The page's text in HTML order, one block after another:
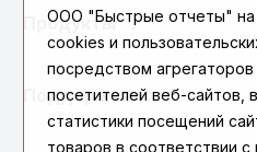
Продукты
Поддержка
ООО "Быстрые отчеты" на
cookies и
посредством агрегаторов
посетителей веб-сайтов,
статистики посещений
товаров в соответствии